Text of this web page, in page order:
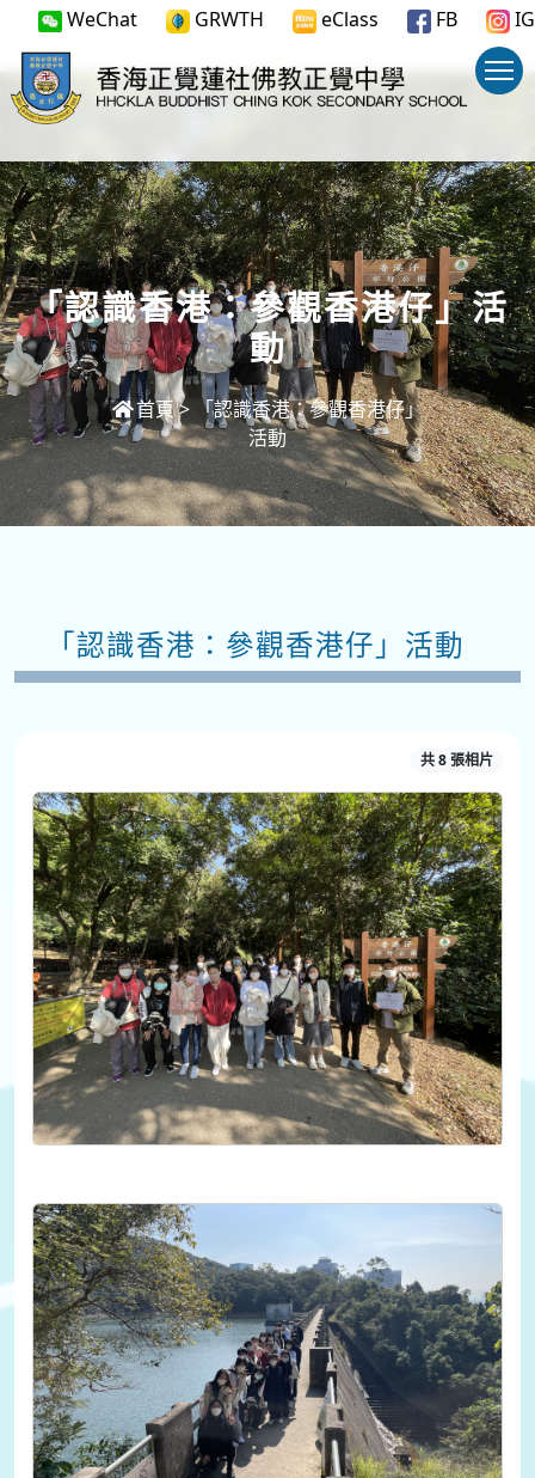
WeChat GRWTH eClass FB IG
「認識香港：參觀香港仔」活
動
首頁> 「認識香港：參觀香港仔」
活動
「認識香港：參觀香港仔」活動
共 8 張相片